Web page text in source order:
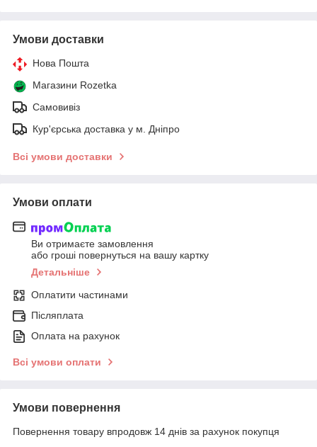
Умови доставки
Нова Пошта
Магазини Rozetka
Самовивіз
Кур'єрська доставка у м. Дніпро
Всі умови доставки
Умови оплати
Ви отримаєте замовлення
або гроші повернуться на вашу картку
Детальніше
Оплатити частинами
Післяплата
Оплата на рахунок
Всі умови оплати
Умови повернення
Повернення товару впродовж 14 днів за рахунок покупця